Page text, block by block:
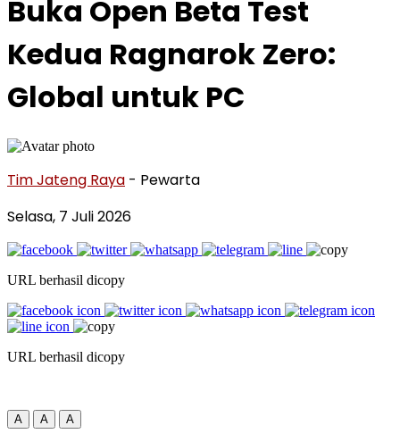
Buka Open Beta Test
Kedua Ragnarok Zero:
Global untuk PC
Tim Jateng Raya - Pewarta
Selasa, 7 Juli 2026
URL berhasil dicopy
URL berhasil dicopy
A A A